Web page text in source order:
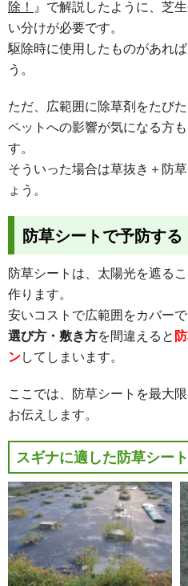
除！ 』で解説したように、芝
い分けが必要です。
駆除時に使用したものがあれ
う。
ただ、広範囲に除草剤をたび
ペットへの影響が気になる方
す。
そういった場合は草抜き＋防
ょう。
防草シートで予防する
防草シートは、太陽光を遮る
作ります。
安いコストで広範囲をカバー
選び方・敷き方を間違えると
ンしてしまいます。
ここでは、防草シートを最大
お伝えします。
スギナに適した防草シー